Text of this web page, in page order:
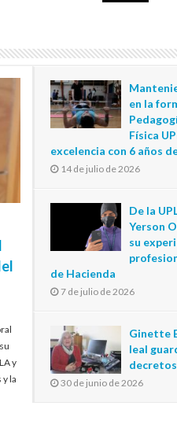
y
la
en la
Física
excelencia con 6 años
14 de julio de 2026
De la
Yerson
su
de Hacienda
7 de julio de 2026
Ginette
leal
30 de junio de 2026